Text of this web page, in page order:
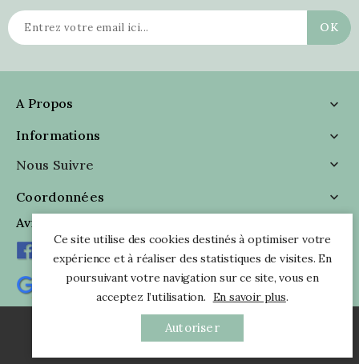
A Propos

Informations

Nous Suivre

Coordonnées

Avis Clients
Ce site utilise des cookies destinés à optimiser votre
expérience et à réaliser des statistiques de visites. En
poursuivant votre navigation sur ce site, vous en
acceptez l’utilisation. En savoir plus.
Autoriser